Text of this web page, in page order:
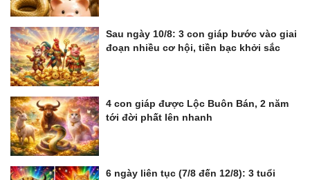
Sau ngày 10/8: 3 con giáp bước vào giai
đoạn nhiều cơ hội, tiền bạc khởi sắc
4 con giáp được Lộc Buôn Bán, 2 năm
tới đời phất lên nhanh
6 ngày liên tục (7/8 đến 12/8): 3 tuổi